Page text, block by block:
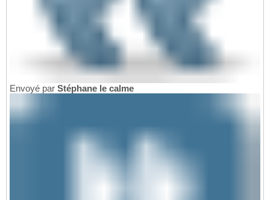
Envoyé par Stéphane le calme